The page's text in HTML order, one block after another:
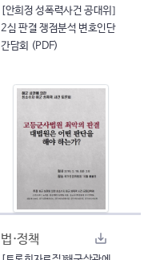
[안희정 성폭력사건 공대위]
2심 판결 쟁점분석 변호인단
간담회 (PDF)
법·정책